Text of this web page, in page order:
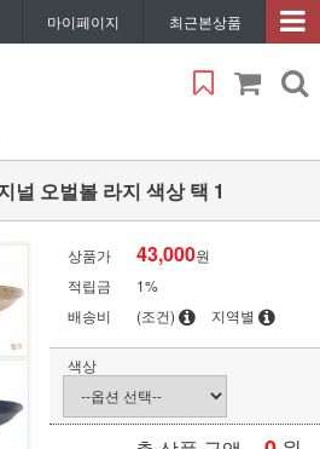
마이페이지 최근본상품
널 오벌볼 라지 색상 택 1
상품가 43,000원
적립금
1%
배송비
(조건) 지역별
색상